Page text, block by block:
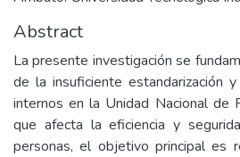
Abstract
La presente investigación se
de la insuficiente estandarización
internos en la Unidad Nacional de
que afecta la eficiencia y
personas, el objetivo principal es